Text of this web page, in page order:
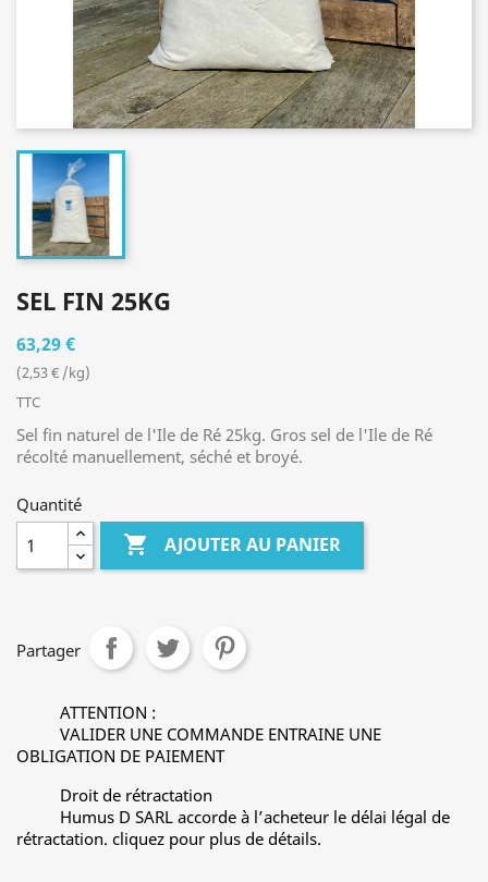
SEL FIN 25KG
63,29 €
(2,53 € /kg)
TTC
Sel fin naturel de l'Ile de Ré 25kg. Gros sel de l'Ile de Ré
récolté manuellement, séché et broyé.
Quantité
 AJOUTER AU PANIER
Partager
ATTENTION :
VALIDER UNE COMMANDE ENTRAINE UNE
OBLIGATION DE PAIEMENT
Droit de rétractation
Humus D SARL accorde à l’acheteur le délai légal de
rétractation. cliquez pour plus de détails.